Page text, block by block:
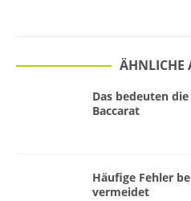
ÄHNLICHE
Das bedeuten
Baccarat
Häufige Fehler
vermeidet